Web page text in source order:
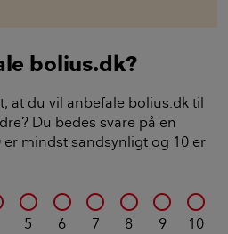
bolius.dk?
at du vil anbefale bolius.dk til
Du bedes svare på en
er mindst sandsynligt og 10 er
5 6 7 8 9 10